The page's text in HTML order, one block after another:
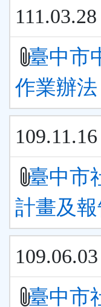
111.03.28
臺中市
作業辦法
109.11.16
臺中市
計畫及
109.06.03
臺中市